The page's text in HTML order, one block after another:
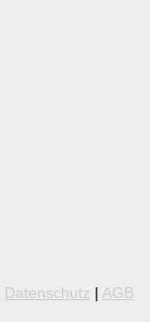
Datenschutz | AGB